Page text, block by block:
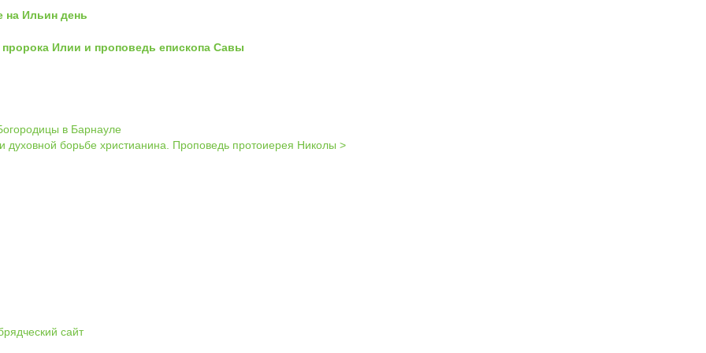
на Ильин день
Илии и проповедь епископа Савы
в Барнауле
борьбе христианина. Проповедь протоиерея Николы >
сайт